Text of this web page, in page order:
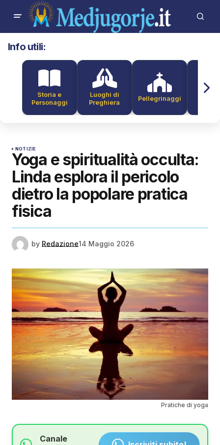
Info utili:
Storia e
Personaggi
Luoghi di
Preghiera
Pellegrinaggi
NOTIZIE
Yoga e spiritualità occulta:
Linda esplora il pericolo
dietro la popolare pratica
fisica
by Redazione14 Maggio 2026
Pratiche di yoga
Canale